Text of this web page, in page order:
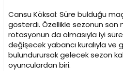
Cansu Köksal: Süre bulduğu
gösterdi. Özellikle sezonun son
rotasyonun da olmasıyla iyi
değişecek yabancı kuralıyla ve
bulundurursak gelecek sezon
oyunculardan biri.